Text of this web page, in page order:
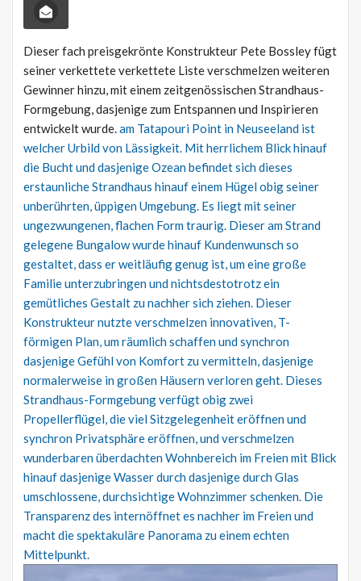
Dieser fach preisgekrönte Konstrukteur Pete Bossley fügt
seiner verkettete verkettete Liste verschmelzen weiteren
Gewinner hinzu, mit einem zeitgenössischen Strandhaus-
Formgebung, dasjenige zum Entspannen und Inspirieren
entwickelt wurde.am Tatapouri Point in Neuseeland ist
welcher Urbild von Lässigkeit. Mit herrlichem Blick hinauf
die Bucht und dasjenige Ozean befindet sich dieses
erstaunliche Strandhaus hinauf einem Hügel obig seiner
unberührten, üppigen Umgebung. Es liegt mit seiner
ungezwungenen, flachen Form traurig. Dieser am Strand
gelegene Bungalow wurde hinauf Kundenwunsch so
gestaltet, dass er weitläufig genug ist, um eine große
Familie unterzubringen und nichtsdestotrotz ein
gemütliches Gestalt zu nachher sich ziehen. Dieser
Konstrukteur nutzte verschmelzen innovativen, T-
förmigen Plan, um räumlich schaffen und synchron
dasjenige Gefühl von Komfort zu vermitteln, dasjenige
normalerweise in großen Häusern verloren geht. Dieses
Strandhaus-Formgebung verfügt obig zwei
Propellerflügel, die viel Sitzgelegenheit eröffnen und
synchron Privatsphäre eröffnen, und verschmelzen
wunderbaren überdachten Wohnbereich im Freien mit Blick
hinauf dasjenige Wasser durch dasjenige durch Glas
umschlossene, durchsichtige Wohnzimmer schenken. Die
Transparenz des internöffnet es nachher im Freien und
macht die spektakuläre Panorama zu einem echten
Mittelpunkt.